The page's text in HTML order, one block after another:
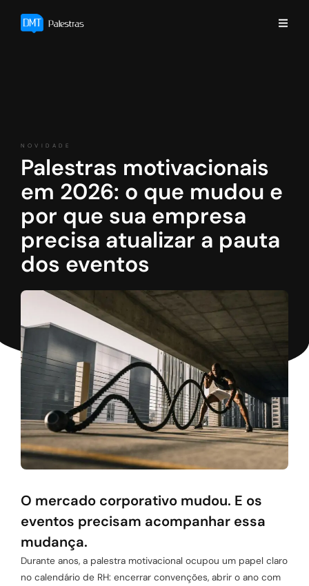
NOVIDADE
Palestras motivacionais
em 2026: o que mudou e
por que sua empresa
precisa atualizar a pauta
dos eventos
O mercado corporativo mudou. E os
eventos precisam acompanhar essa
mudança.
Durante anos, a palestra motivacional ocupou um papel claro
no calendário de RH: encerrar convenções, abrir o ano com